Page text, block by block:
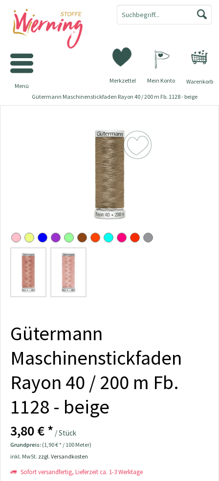
Warenkorb
Merkzettel Mein Konto
Menü
Gütermann Maschinenstickfaden Rayon 40 / 200 m Fb. 1128 - beige
Gütermann
Maschinenstickfaden
Rayon 40 / 200 m Fb.
1128 - beige
3,80 € * / Stück
Grundpreis: (1,90 € * / 100 Meter)
inkl. MwSt. zzgl. Versandkosten
Sofort versandfertig, Lieferzeit ca. 1-3 Werktage